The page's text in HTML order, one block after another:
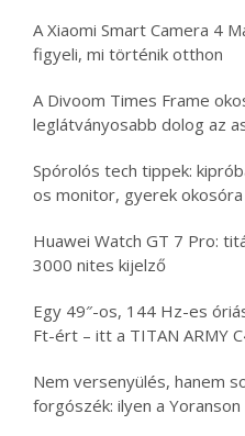
A Xiaomi Smart Camera 4
figyeli, mi történik otthon
A Divoom Times Frame
leglátványosabb dolog az
Spórolós tech tippek:
os monitor, gyerek
Huawei Watch GT 7 Pro:
3000 nites kijelző
Egy 49″-os, 144 Hz-es
Ft-ért – itt a TITAN ARMY
Nem versenyülés, hanem
forgószék: ilyen a